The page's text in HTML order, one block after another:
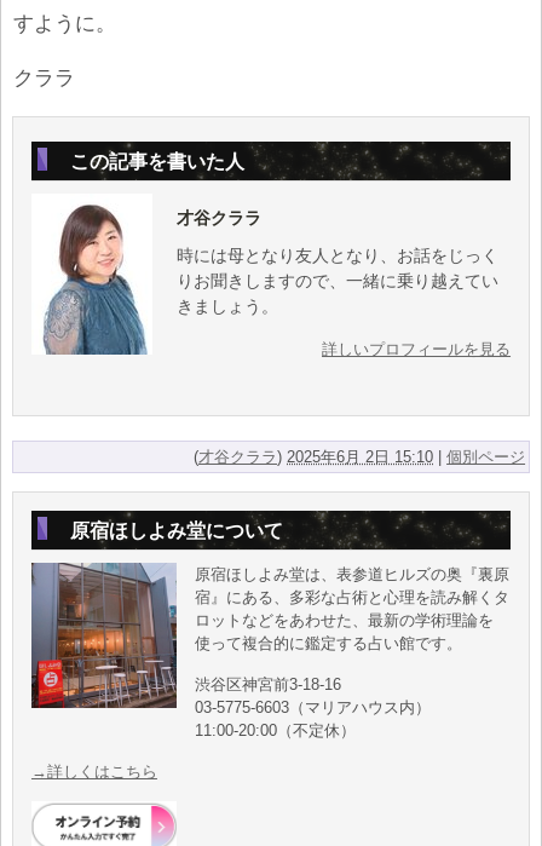
すように。
クララ
この記事を書いた人
才谷クララ
時には母となり友人となり、お話をじっく
りお聞きしますので、一緒に乗り越えてい
きましょう。
詳しいプロフィールを見る
(才谷クララ) 2025年6月 2日 15:10 |個別ページ
原宿ほしよみ堂について
原宿ほしよみ堂は、表参道ヒルズの奥『裏原
宿』にある、多彩な占術と心理を読み解くタ
ロットなどをあわせた、最新の学術理論を
使って複合的に鑑定する占い館です。
渋谷区神宮前3-18-16
03-5775-6603（マリアハウス内）
11:00-20:00（不定休）
→詳しくはこちら